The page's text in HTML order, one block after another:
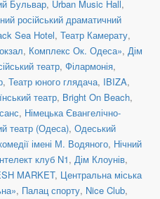
Бульвар, Urban Music Hall,
російський драматичний
Sea Hotel, Театр Камерату,
, Комплекс Ок. Одеса», Дім
театр, Філармонія,
, Театр юного глядача, IBIZA,
театр, Bright On Beach,
, Німецька Євангелічно-
театр (Одеса), Одеський
імені М. Водяного, Нічний
клуб N1, Дім Клоунів,
MARKET, Центральна міська
, Палац спорту, Nice Club,